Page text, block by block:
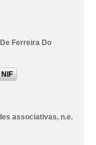
Ferreira Do
associativas, n.e.